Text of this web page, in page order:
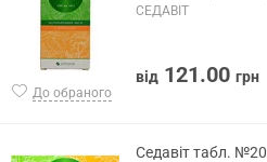
До обраного
СЕДАВІТ
від 121.00 грн
Седавіт табл. №20